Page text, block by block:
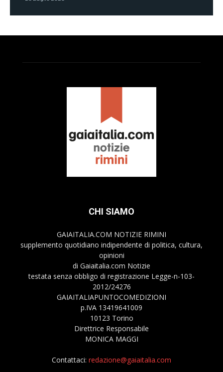
CHI SIAMO
GAIAITALIA.COM NOTIZIE RIMINI
supplemento quotidiano indipendente di politica, cultura,
opinioni
di Gaiaitalia.com Notizie
testata senza obbligo di registrazione Legge-n-103-
2012/24276
GAIAITALIAPUNTOCOMEDIZIONI
p.IVA 13419641009
10123 Torino
Direttrice Responsabile
MONICA MAGGI
Contattaci: redazione@gaiaitalia.com